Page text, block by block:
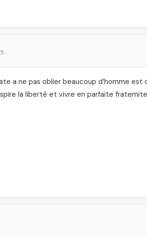
a ne pas oblier beaucoup d’homme
la liberté et vivre en parfaite